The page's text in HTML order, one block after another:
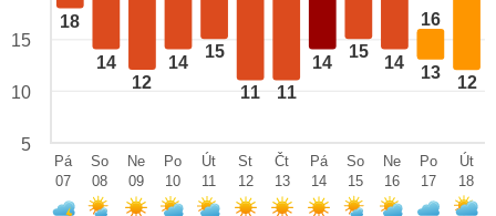
18
14
12
14
15
11 11
14
15
14
16
13
12
15
10
5
Pá
07
So
08
Ne
09
Po
10
Út
11
St
12
Čt
13
Pá
14
So
15
Ne
16
Po
17
Út
18